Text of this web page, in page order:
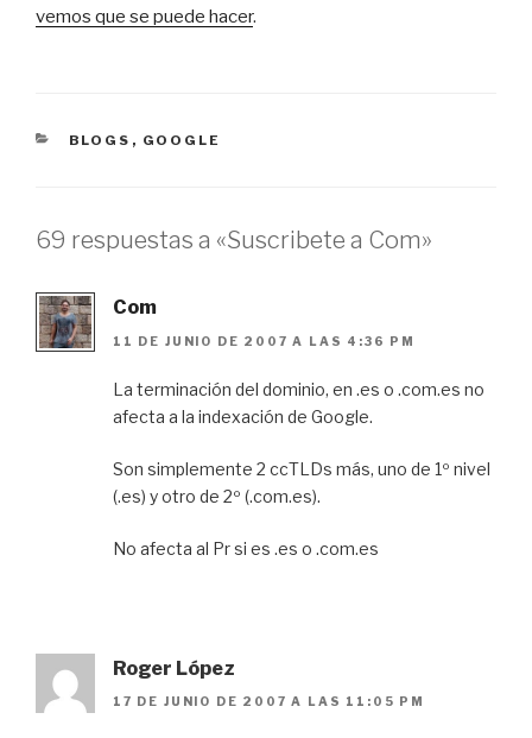
vemos que se puede hacer.
CATEGORÍAS
BLOGS , GOOGLE
69 respuestas a «Suscribete a Com»
Com
11 DE JUNIO DE 2007 A LAS 4:36 PM
La terminación del dominio, en .es o .com.es no
afecta a la indexación de Google.
Son simplemente 2 ccTLDs más, uno de 1º nivel
(.es) y otro de 2º (.com.es).
No afecta al Pr si es .es o .com.es
Roger López
17 DE JUNIO DE 2007 A LAS 11:05 PM